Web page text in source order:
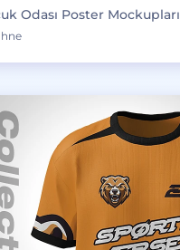
Odası Poster Mockupları